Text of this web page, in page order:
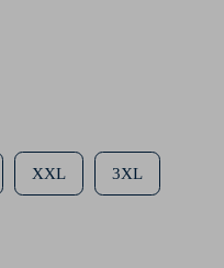
XXL 3XL